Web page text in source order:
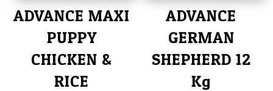
ADVANCE MAXI
PUPPY
CHICKEN &
RICE
ADVANCE
GERMAN
SHEPHERD 12
Kg